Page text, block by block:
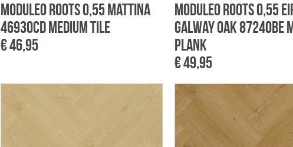
Moduleo Roots 0,55 Mattina
46930CD Medium Tile
€ 46,95
Moduleo Roots 0,55
Galway Oak 87240BE
Plank
€ 49,95